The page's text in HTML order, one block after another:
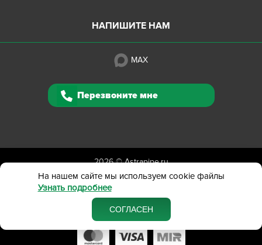
НАПИШИТЕ НАМ
MAX
Перезвоните мне
2026 ©Astrapipe.ru
Полная версия сайта
Политика конфиденциальности
Вся представленная на сайте информация приведена
в ознакомительных целях и не является публичной офертой
На нашем сайте мы используем cookie файлы
Узнать подробнее
СОГЛАСЕН